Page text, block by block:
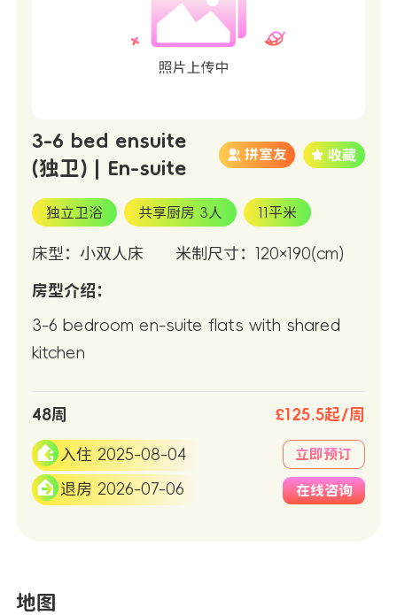
3-6 bed ensuite
(独卫) | En-suite
拼室友
独立卫浴 共享厨房 3人 11平米
床型：小双人床 米制尺寸：120×190(cm)
房型介绍：
3-6 bedroom en-suite flats with shared
kitchen
48周 £125.5起/周
入住 2025-08-04
退房 2026-07-06
立即预订
在线咨询
地图